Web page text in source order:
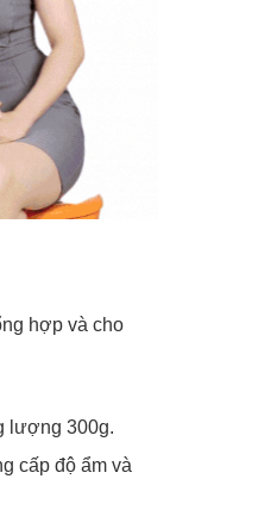
hợp và cho
lượng 300g.
cấp độ ẩm và